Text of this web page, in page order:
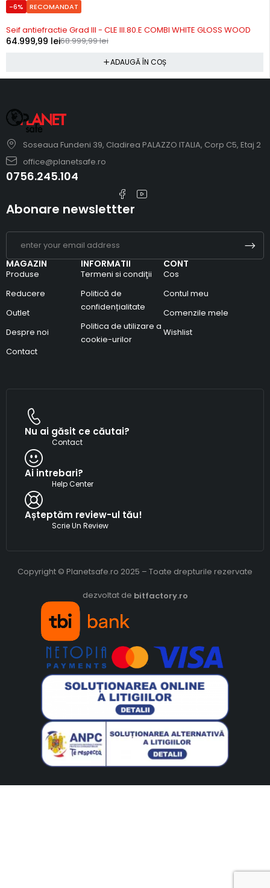
-6% RECOMANDAT
Precomanda
Seif antiefractie Grad III - CLE III.80.E COMBI WHITE GLOSS WOOD
68.999,99lei
64.999,99 lei
ADAUGĂ ÎN COȘ
Soseaua Fundeni 39, Cladirea PALAZZO ITALIA, Corp C5, Etaj 2
office@planetsafe.ro
0756.245.104
MAGAZIN
Produse
Reducere
Outlet
Despre noi
Contact
INFORMATII
Termeni si condiţii
Politică de
confidențialitate
Politica de utilizare a
cookie-urilor
CONT
Cos
Contul meu
Comenzile mele
Wishlist
Abonare newslettter
Nu ai găsit ce căutai?
Contact
Ai intrebari?
Help Center
Așteptăm review-ul tău!
Scrie Un Review
Copyright © Planetsafe.ro 2025 – Toate drepturile rezervate
dezvoltat de bitfactory.ro